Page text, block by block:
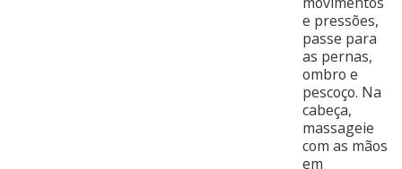
e pressões,
passe para
as pernas,
ombro e
pescoço. Na
cabeça,
massageie
com as mãos
em